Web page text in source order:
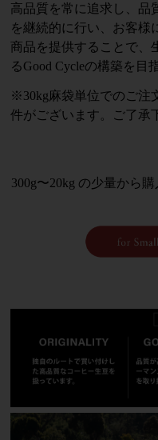
高品質を常に追求し、品
を継続的に行い、お客様
商品を提供することで、
るGood Cycleの構築を目
※30kg麻袋単位でのご注
件がございます。ご了承
300g〜20kg の少量から